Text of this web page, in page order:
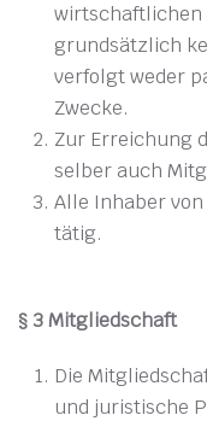
wirtschaftlichen
grundsätzlich
verfolgt weder
Zwecke.
Zur Erreichung
selber auch
Alle Inhaber
tätig.
§ 3 Mitgliedschaft
Die
und juristische